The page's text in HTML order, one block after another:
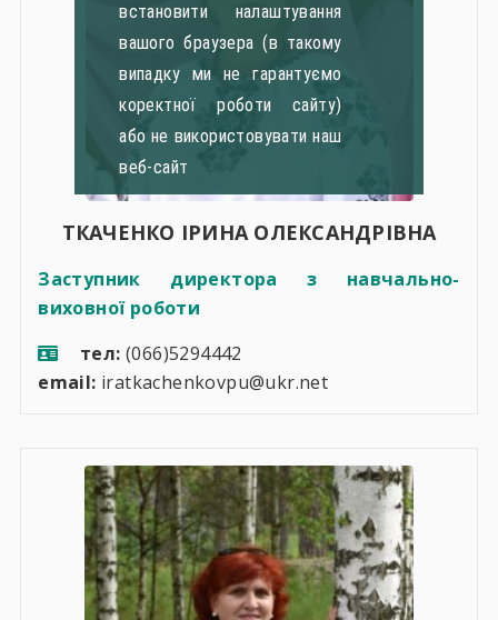
ТКАЧЕНКО ІРИНА ОЛЕКСАНДРІВНА
Заступник директора з навчально-
виховної роботи
тел: (066)5294442
email: iratkachenkovpu@ukr.net
встановити налаштування
вашого браузера (в такому
випадку ми не гарантуємо
коректної роботи сайту)
або не використовувати наш
веб-сайт